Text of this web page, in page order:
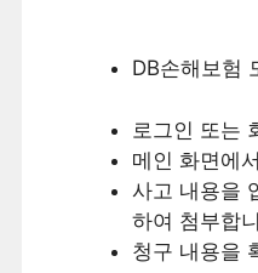
DB손해보험
로그인 또는
메인 화면에
사고 내용을
하여 첨부합
청구 내용을